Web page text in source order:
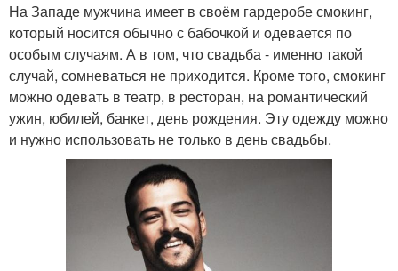
На Западе мужчина имеет в своём гардеробе смокинг,
который носится обычно с бабочкой и одевается по
особым случаям. А в том, что свадьба - именно такой
случай, сомневаться не приходится. Кроме того, смокинг
можно одевать в театр, в ресторан, на романтический
ужин, юбилей, банкет, день рождения. Эту одежду можно
и нужно использовать не только в день свадьбы.